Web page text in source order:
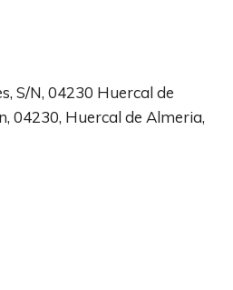
S/N, 04230 Huercal de
04230, Huercal de Almeria,